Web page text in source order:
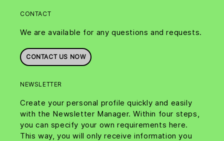
CONTACT
We are available for any questions and requests.
CONTACT US NOW
NEWSLETTER
Create your personal profile quickly and easily
with the Newsletter Manager. Within four steps,
you can specify your own requirements here.
This way, you will only receive information you